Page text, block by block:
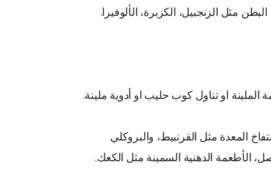
مثل الزنجبيل، الكزبرة، الألوفيرا.
او تناول كوب حليب او أدوية ملينة.
المعدة مثل القرنبيط، والبروكلي
الأطعمة الدهنية السمينة مثل الكعك.